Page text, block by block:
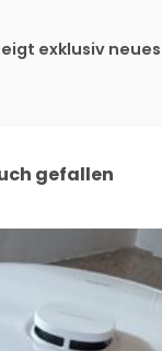
exklusiv neues
gefallen